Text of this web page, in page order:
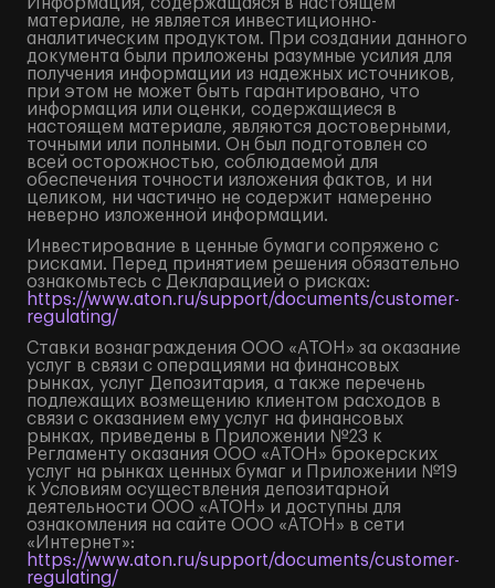
материале, не является инвестиционно-
аналитическим продуктом. При создании данного
документа были приложены разумные усилия для
получения информации из надежных источников,
при этом не может быть гарантировано, что
информация или оценки, содержащиеся в
настоящем материале, являются достоверными,
точными или полными. Он был подготовлен со
всей осторожностью, соблюдаемой для
обеспечения точности изложения фактов, и ни
целиком, ни частично не содержит намеренно
неверно изложенной информации.
Инвестирование в ценные бумаги сопряжено с
рисками. Перед принятием решения обязательно
ознакомьтесь с Декларацией о рисках:
https://www.aton.ru/support/documents/customer-
regulating/
Ставки вознаграждения ООО «АТОН» за оказание
услуг в связи с операциями на финансовых
рынках, услуг Депозитария, а также перечень
подлежащих возмещению клиентом расходов в
связи с оказанием ему услуг на финансовых
рынках, приведены в Приложении №23 к
Регламенту оказания ООО «АТОН» брокерских
услуг на рынках ценных бумаг и Приложении №19
к Условиям осуществления депозитарной
деятельности ООО «АТОН» и доступны для
ознакомления на сайте ООО «АТОН» в сети
«Интернет»:
https://www.aton.ru/support/documents/customer-
regulating/